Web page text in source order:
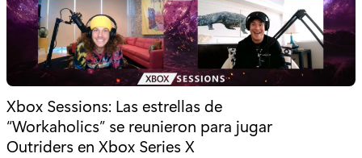
Xbox Sessions: Las estrellas de
“Workaholics” se reunieron para jugar
Outriders en Xbox Series X